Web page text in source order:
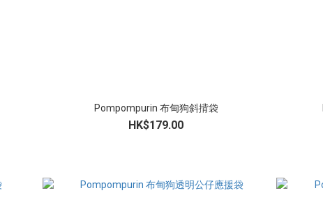
Pompompurin 布甸狗斜揹袋
HK$179.00